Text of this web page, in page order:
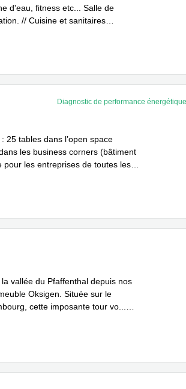
d'eau, fitness etc... Salle de
// Cuisine et sanitaires
Diagnostic de performance énergétique
25 tables dans l’open space
les business corners (bâtiment
pour les entreprises de toutes les
de l‘immeuble Oksigen, Kirchberg
vallée du Pfaffenthal depuis nos
Oksigen. Située sur le
cette imposante tour vo